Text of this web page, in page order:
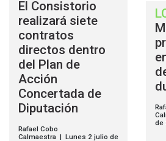
El Consistorio
realizará siete
contratos
directos dentro
del Plan de
Acción
Concertada de
Diputación
Rafael Cobo
Calmaestra | Lunes 2 julio de
de